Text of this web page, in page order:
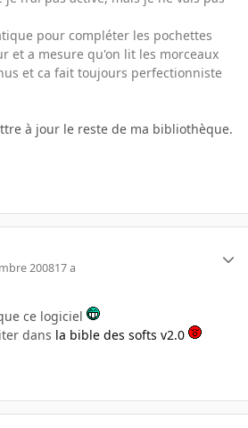
pour compléter les pochettes
et a mesure qu'on lit les morceaux
et ca fait toujours perfectionniste
à jour le reste de ma bibliothèque.
200817 a
ce logiciel
dans la bible des softs v2.0